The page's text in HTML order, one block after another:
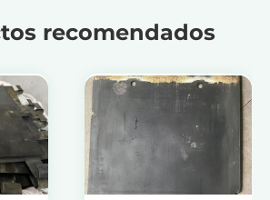
recomendados